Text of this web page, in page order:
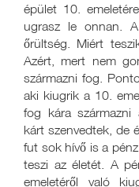
épület 10.
ugrasz le onnan.
őrültség. Miért
Azért, mert nem
származni fog.
aki kiugrik a 10.
fog kára
kárt szenvedtek, de
fut sok hívő is a
teszi az életét. A
emeletéről való